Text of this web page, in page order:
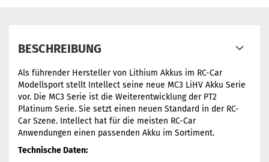
BESCHREIBUNG
Als führender Hersteller von Lithium Akkus im RC-Car
Modellsport stellt Intellect seine neue MC3 LiHV Akku Serie
vor. Die MC3 Serie ist die Weiterentwicklung der PT2
Platinum Serie. Sie setzt einen neuen Standard in der RC-
Car Szene. Intellect hat für die meisten RC-Car
Anwendungen einen passenden Akku im Sortiment.
Technische Daten: